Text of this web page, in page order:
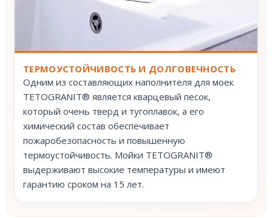
ТЕРМОУСТОЙЧИВОСТЬ И ДОЛГОВЕЧНОСТЬ
Одним из составляющих наполнителя для моек
TETOGRANIT® является кварцевый песок,
который очень тверд и тугоплавок, а его
химический состав обеспечивает
пожаробезопасность и повышенную
термоустойчивость. Мойки TETOGRANIT®
выдерживают высокие температуры и имеют
гарантию сроком на 15 лет.